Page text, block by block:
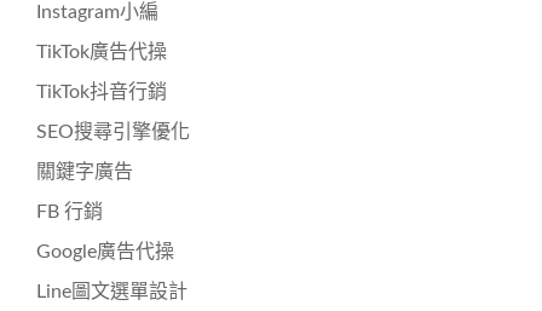
Instagram小編
TikTok廣告代操
TikTok抖音行銷
SEO搜尋引擎優化
關鍵字廣告
FB 行銷
Google廣告代操
Line圖文選單設計